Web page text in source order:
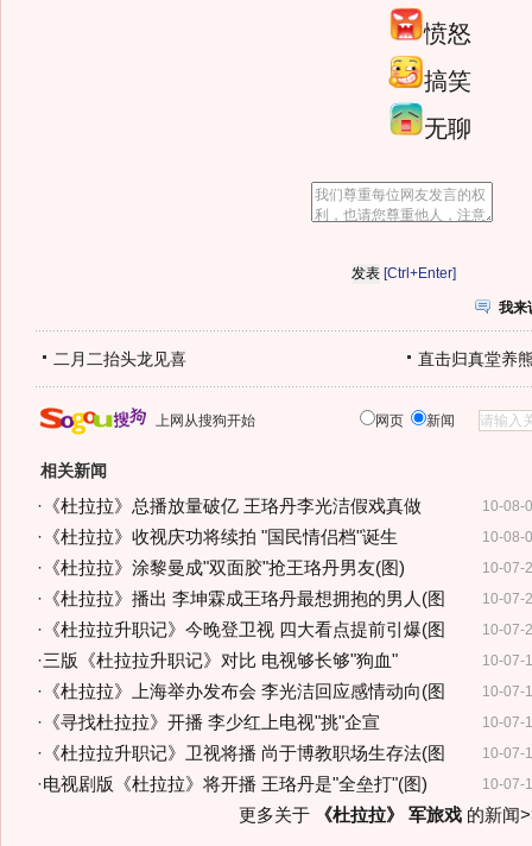
愤怒
搞笑
无聊
[Ctrl+Enter]
我来
二月二抬头龙见喜 直击归真堂养
上网从搜狗开始 网页 新闻
相关新闻
10-08-
· 《杜拉拉》总播放量破亿 王珞丹李光洁假戏真做
10-08-
· 《杜拉拉》收视庆功将续拍 "国民情侣档"诞生
10-07-
· 《杜拉拉》涂黎曼成"双面胶"抢王珞丹男友(图)
10-07-
· 《杜拉拉》播出 李坤霖成王珞丹最想拥抱的男人(图
10-07-
· 《杜拉拉升职记》今晚登卫视 四大看点提前引爆(图
10-07-
·三版《杜拉拉升职记》对比 电视够长够"狗血"
10-07-
· 《杜拉拉》上海举办发布会 李光洁回应感情动向(图
10-07-
· 《寻找杜拉拉》开播 李少红上电视"挑"企宣
10-07-
· 《杜拉拉升职记》卫视将播 尚于博教职场生存法(图
10-07-
·电视剧版《杜拉拉》将开播 王珞丹是"全垒打"(图)
更多关于
《杜拉拉》 军旅戏的新闻